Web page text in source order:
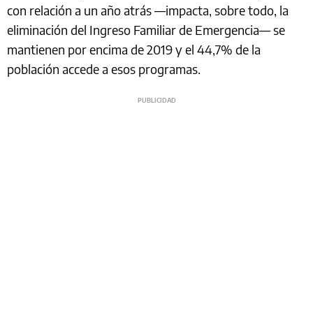
con relación a un año atrás —impacta, sobre todo, la
eliminación del Ingreso Familiar de Emergencia— se
mantienen por encima de 2019 y el 44,7% de la
población accede a esos programas.